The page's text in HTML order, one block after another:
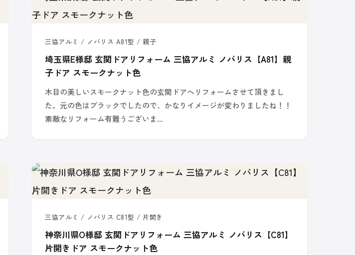
三協アルミ / ノバリス A81型 / 親子
埼玉県E様邸 玄関ドアリフォーム 三協アルミ ノバリス【A81】親
子ドア スモークナット色
木目の美しいスモークナット色の玄関ドアへリフォームさせて頂きまし
た。元の色はブラックでしたので、かなりイメージが変わりましたね！！
素敵なリフォーム有難うございま…
三協アルミ / ノバリス C81型 / 片開き
神奈川県O様邸 玄関ドアリフォーム 三協アルミ ノバリス【C81】
片開きドア スモークナット色